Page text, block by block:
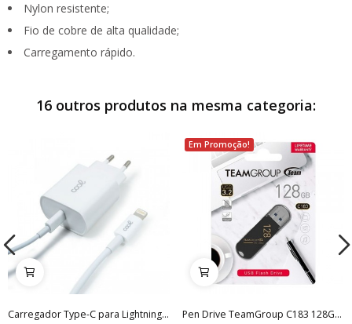
Nylon resistente;
Fio de cobre de alta qualidade;
Carregamento rápido.
16 outros produtos na mesma categoria:
Carregador Type-C para Lightning 1,2 Metro -...
Em Promoção!
Pen Drive TeamGroup C183 128Gb USB3.2